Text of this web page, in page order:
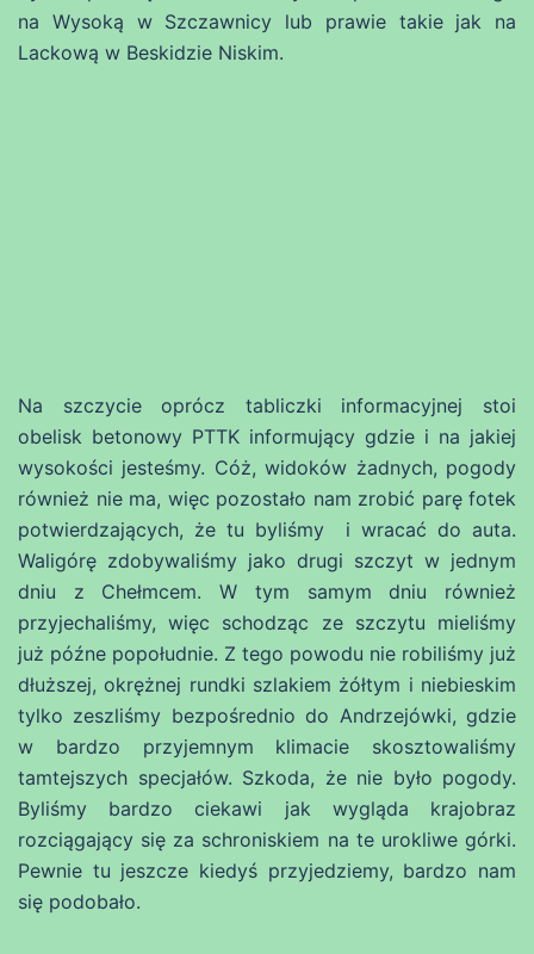
na Wysoką w Szczawnicy lub prawie takie jak na
Lackową w Beskidzie Niskim.
Na szczycie oprócz tabliczki informacyjnej stoi
obelisk betonowy PTTK informujący gdzie i na jakiej
wysokości jesteśmy. Cóż, widoków żadnych, pogody
również nie ma, więc pozostało nam zrobić parę fotek
potwierdzających, że tu byliśmy i wracać do auta.
Waligórę zdobywaliśmy jako drugi szczyt w jednym
dniu z Chełmcem. W tym samym dniu również
przyjechaliśmy, więc schodząc ze szczytu mieliśmy
już późne popołudnie. Z tego powodu nie robiliśmy już
dłuższej, okrężnej rundki szlakiem żółtym i niebieskim
tylko zeszliśmy bezpośrednio do Andrzejówki, gdzie
w bardzo przyjemnym klimacie skosztowaliśmy
tamtejszych specjałów. Szkoda, że nie było pogody.
Byliśmy bardzo ciekawi jak wygląda krajobraz
rozciągający się za schroniskiem na te urokliwe górki.
Pewnie tu jeszcze kiedyś przyjedziemy, bardzo nam
się podobało.